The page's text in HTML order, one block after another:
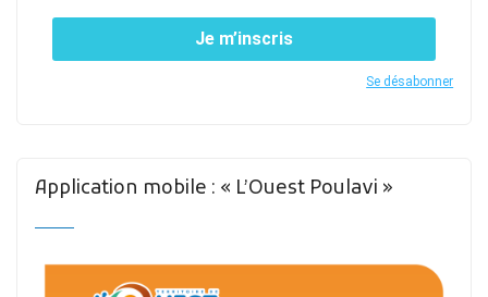
Je m’inscris
Se désabonner
Application mobile : « L’Ouest Poulavi »